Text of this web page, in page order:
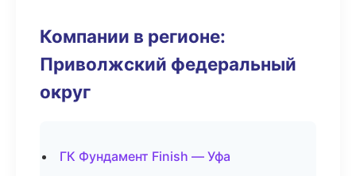
Компании в регионе:
Приволжский федеральный
округ
ГК Фундамент Finish — Уфа